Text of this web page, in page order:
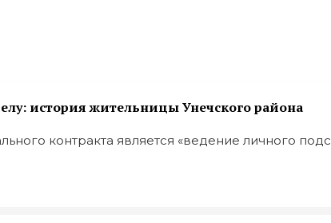
история жительницы Унечского района
контракта является «ведение личного